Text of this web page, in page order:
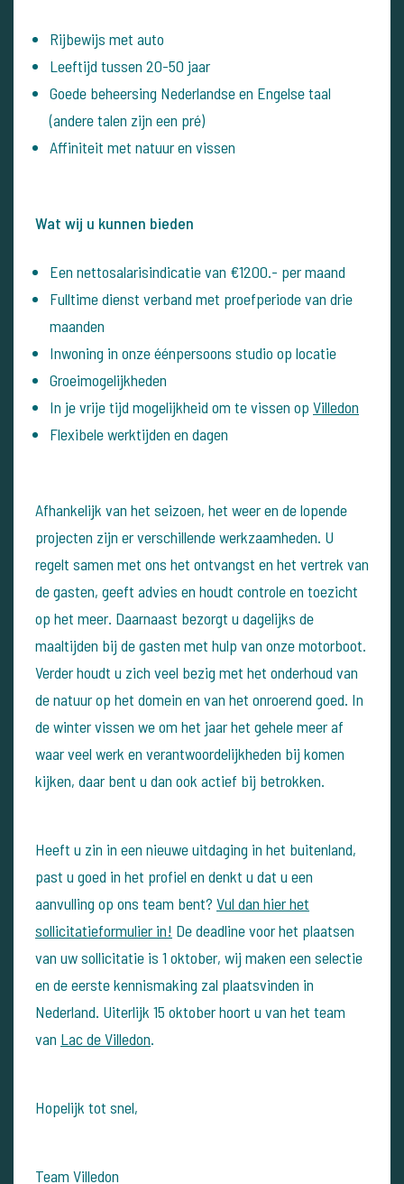
Rijbewijs met auto
Leeftijd tussen 20-50 jaar
Goede beheersing Nederlandse en Engelse taal
(andere talen zijn een pré)
Affiniteit met natuur en vissen
Wat wij u kunnen bieden
Een nettosalarisindicatie van €1200.- per maand
Fulltime dienst verband met proefperiode van drie
maanden
Inwoning in onze éénpersoons studio op locatie
Groeimogelijkheden
In je vrije tijd mogelijkheid om te vissen op Villedon
Flexibele werktijden en dagen
Afhankelijk van het seizoen, het weer en de lopende
projecten zijn er verschillende werkzaamheden. U
regelt samen met ons het ontvangst en het vertrek van
de gasten, geeft advies en houdt controle en toezicht
op het meer. Daarnaast bezorgt u dagelijks de
maaltijden bij de gasten met hulp van onze motorboot.
Verder houdt u zich veel bezig met het onderhoud van
de natuur op het domein en van het onroerend goed. In
de winter vissen we om het jaar het gehele meer af
waar veel werk en verantwoordelijkheden bij komen
kijken, daar bent u dan ook actief bij betrokken.
Heeft u zin in een nieuwe uitdaging in het buitenland,
past u goed in het profiel en denkt u dat u een
aanvulling op ons team bent? Vul dan hier het
sollicitatieformulier in! De deadline voor het plaatsen
van uw sollicitatie is 1 oktober, wij maken een selectie
en de eerste kennismaking zal plaatsvinden in
Nederland. Uiterlijk 15 oktober hoort u van het team
van Lac de Villedon.
Hopelijk tot snel,
Team Villedon